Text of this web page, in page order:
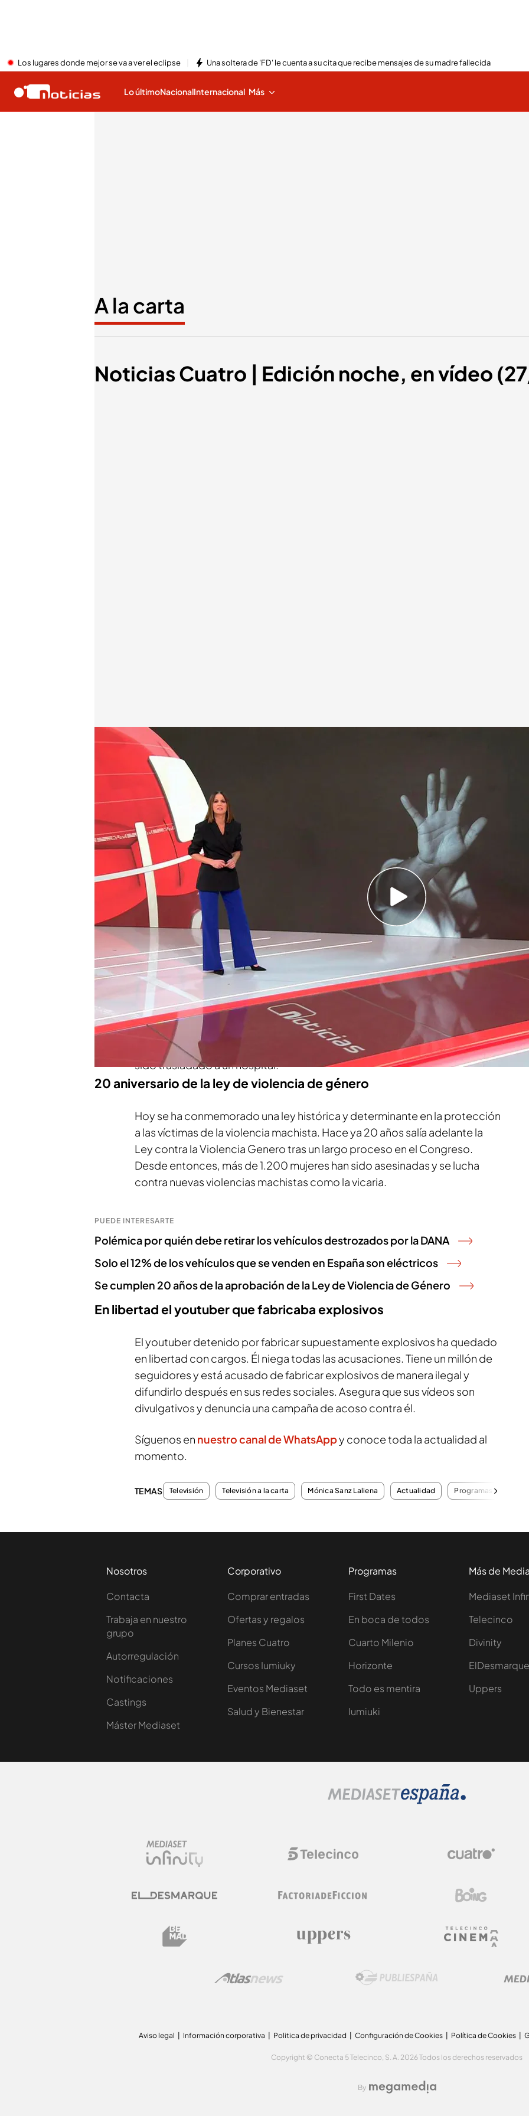
Los lugares donde mejor se va a ver el eclipse Una soltera de 'FD' le cuenta a su cita que recibe mensajes de su madre fallecida
Lo últimoNacionalInternacional Más
A la carta
Noticias Cuatro | Edición noche, en vídeo
Las noticias, de la mano de Mónica Sanz
Redacción digital Noticias Cuatro
27 DIC 2024 - 21:27h.
Rescatan sano y salvo al montañero de 23 años que ha estado perdido
cuatro días en Picos de Europa
Conmemoración del 20 aniversario de la ley contra la violencia de
género en España
El youtuber detenido por fabricar supuestamente explosivos ha
quedado en libertad con cargos
Compartir
Montañero rescatado
El joven montañero de 23 años que llevaba cuatro días desaparecido en
los Picos de Europa ha sido localizado y rescatado con vida. A pesar de
sus heridas consiguió pedir auxilio para que el helicóptero lo viera y ya ha
sido trasladado a un hospital.
20 aniversario de la ley de violencia de género
Hoy se ha conmemorado una ley histórica y determinante en la protección
a las víctimas de la violencia machista. Hace ya 20 años salía adelante la
Ley contra la Violencia Genero tras un largo proceso en el Congreso.
Desde entonces, más de 1.200 mujeres han sido asesinadas y se lucha
contra nuevas violencias machistas como la vicaria.
PUEDE INTERESARTE
Polémica por quién debe retirar los vehículos destrozados por la DANA
Solo el 12% de los vehículos que se venden en España son eléctricos
Se cumplen 20 años de la aprobación de la Ley de Violencia de Género
En libertad el youtuber que fabricaba explosivos
El youtuber detenido por fabricar supuestamente explosivos ha quedado
en libertad con cargos. Él niega todas las acusaciones. Tiene un millón de
seguidores y está acusado de fabricar explosivos de manera ilegal y
difundirlo después en sus redes sociales. Asegura que sus vídeos son
divulgativos y denuncia una campaña de acoso contra él.
Síguenos en nuestro canal de WhatsAppy conoce toda la actualidad al
momento.
TEMAS Televisión Televisión a la carta Mónica Sanz Laliena Actualidad Programas completos
Nosotros
Contacta
Trabaja en nuestro
grupo
Autorregulación
Notificaciones
Castings
Máster Mediaset
Corporativo
Comprar entradas
Ofertas y regalos
Planes Cuatro
Cursos Iumiuky
Eventos Mediaset
Salud y Bienestar
Programas
First Dates
En boca de todos
Cuarto Milenio
Horizonte
Todo es mentira
Iumiuki
Más de
Mediaset
Telecinco
Divinity
ElDesmarque
Uppers
Aviso legal Información corporativa Politica de privacidad Configuración de Cookies Política de Cookies
Copyright © Conecta 5 Telecinco, S. A. 2026 Todos los derechos reservados
By